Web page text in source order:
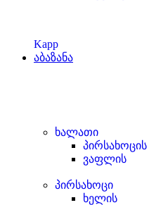
Kapp
აბაზანა
ხალათი
პირსახოცის
ვაფლის
პირსახოცი
ხელის